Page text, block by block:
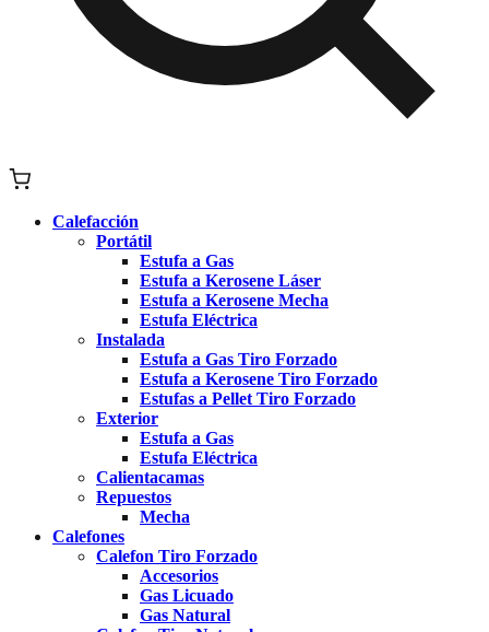
Calefacción
Portátil
Estufa a Gas
Estufa a Kerosene Láser
Estufa a Kerosene Mecha
Estufa Eléctrica
Instalada
Estufa a Gas Tiro Forzado
Estufa a Kerosene Tiro Forzado
Estufas a Pellet Tiro Forzado
Exterior
Estufa a Gas
Estufa Eléctrica
Calientacamas
Repuestos
Mecha
Calefones
Calefon Tiro Forzado
Accesorios
Gas Licuado
Gas Natural